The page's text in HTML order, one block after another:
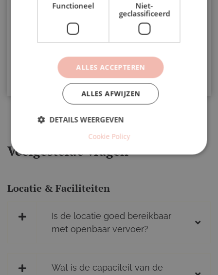
Verzenden
Veelgestelde vragen
Locatie & Faciliteiten
Is de locatie goed bereikbaar
met openbaar vervoer?
Wat is de capaciteit van de
Functioneel
Niet-
geclassificeerd
ALLES ACCEPTEREN
ALLES AFWIJZEN
DETAILS WEERGEVEN
Cookie Policy